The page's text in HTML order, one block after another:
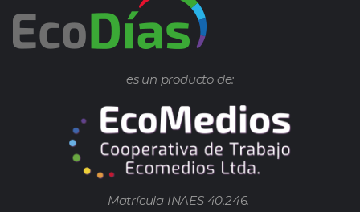
es un producto de:
Matrícula INAES 40.246.